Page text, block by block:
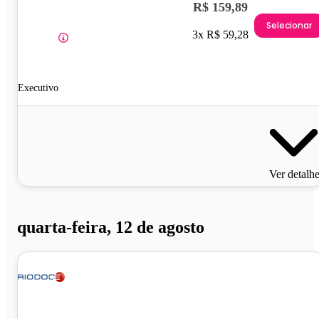
Executivo
R$ 159,89
3x R$ 59,28
Selecionar
Ver
quarta-feira, 12 de agosto